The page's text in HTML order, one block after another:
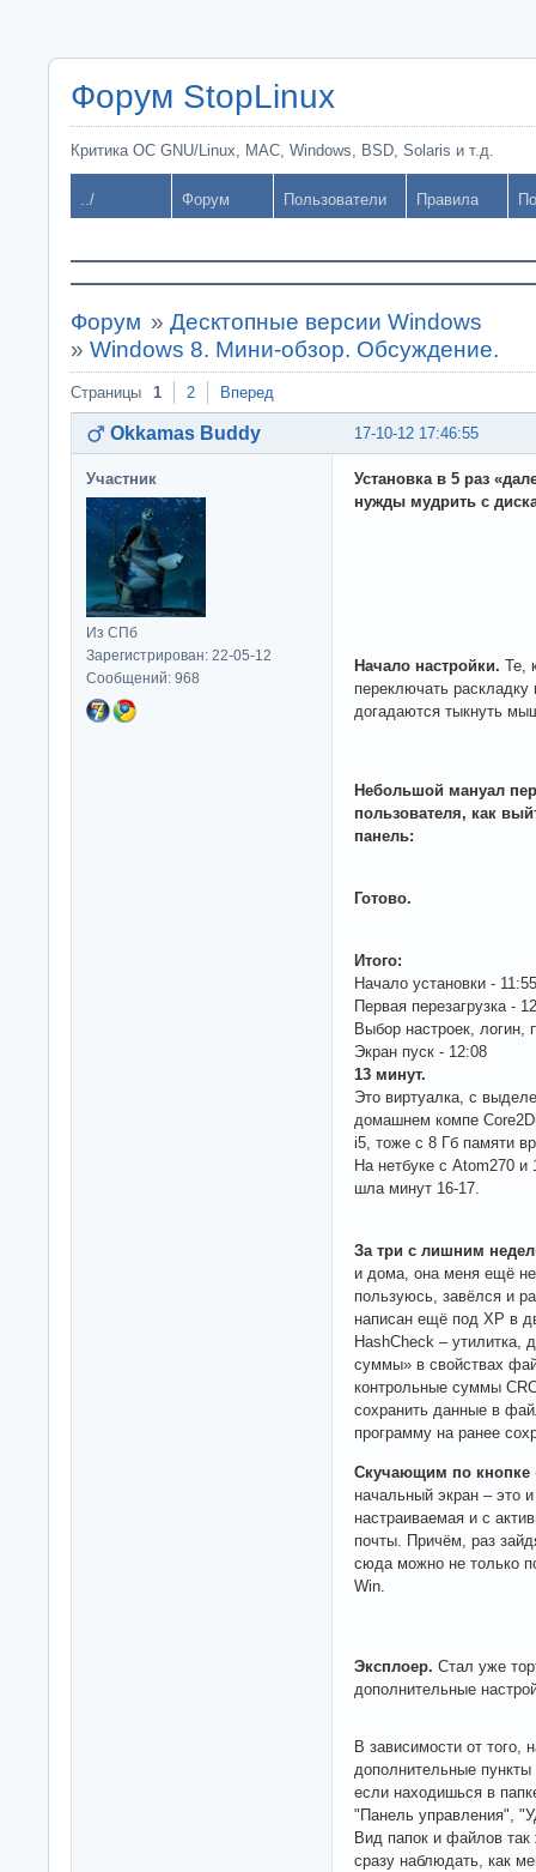
Форум StopLinux
Критика ОС GNU/Linux, MAC, Windows, BSD, Solaris и т.д.
../ Форум Пользователи Правила
Форум » Десктопные версии Windows
» Windows 8. Мини-обзор. Обсуждение.
Страницы 1 2 Вперед
17-10-12 17:46:55
Okkamas Buddy
Участник
Из СПб
Зарегистрирован: 22-05-12
Сообщений: 968
Установка в 5 раз
нужды мудрить с
Начало настройки. Те,
переключать
догадаются тыкнуть
Небольшой мануал
пользователя, как
панель:
Готово.
Итого:
Начало установки - 11:55
Первая перезагрузка -
Выбор настроек, логин,
Экран пуск - 12:08
13 минут.
Это виртуалка, с
домашнем компе
i5, тоже с 8 Гб памяти
На нетбуке с Atom270 и
шла минут 16-17.
За три с лишним
и дома, она меня ещё
пользуюсь, завёлся и
написан ещё под ХР в
HashCheck – утилитка,
суммы» в свойствах
контрольные суммы
сохранить данные в
программу на ранее
Скучающим по кнопке
начальный экран – это
настраиваемая и с
почты. Причём, раз
сюда можно не только
Win.
Эксплоер. Стал уже
дополнительные
В зависимости от того,
дополнительные
если находишься в
"Панель управления",
Вид папок и файлов
сразу наблюдать, как